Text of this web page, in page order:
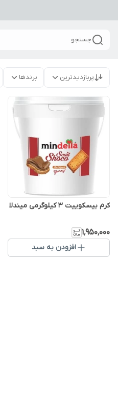
جستجو
پربازدیدترین برندها
کرم بیسکوییت 3 کیلوگرمی میندلا
۱٬۹۵۰٬۰۰۰
افزودن به سبد